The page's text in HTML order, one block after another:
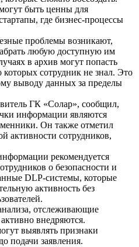
быть ценны для
где бизнес-процессы
проблемы возникают,
любую доступную им
в архив могут попасть
сотрудник не знал. Это
выводу данных за пределы
ГК «Солар», сообщил,
информации являются
Он также отметил
активности сотрудников,
рекомендуется
о безопасности и
DLP-системы, которые
активность без
отслеживающие
внедряются.
выявлять признаки
подачи заявления.